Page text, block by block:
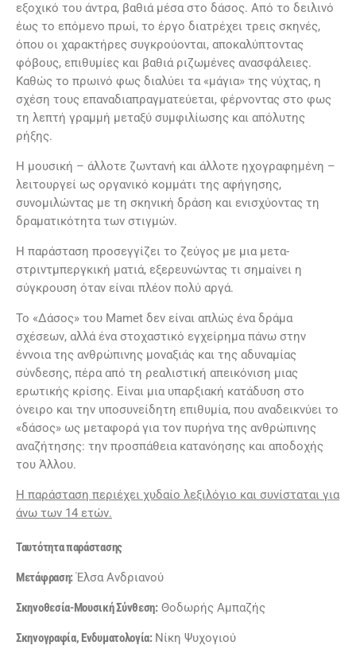
εξοχικό του άντρα, βαθιά μέσα στο δάσος. Από το δειλινό
έως το επόμενο πρωί, το έργο διατρέχει τρεις σκηνές,
όπου οι χαρακτήρες συγκρούονται, αποκαλύπτοντας
φόβους, επιθυμίες και βαθιά ριζωμένες ανασφάλειες.
Καθώς το πρωινό φως διαλύει τα «μάγια» της νύχτας, η
σχέση τους επαναδιαπραγματεύεται, φέρνοντας στο φως
τη λεπτή γραμμή μεταξύ συμφιλίωσης και απόλυτης
ρήξης.
Η μουσική – άλλοτε ζωντανή και άλλοτε ηχογραφημένη –
λειτουργεί ως οργανικό κομμάτι της αφήγησης,
συνομιλώντας με τη σκηνική δράση και ενισχύοντας τη
δραματικότητα των στιγμών.
Η παράσταση προσεγγίζει το ζεύγος με μια μετα-
στριντμπεργκική ματιά, εξερευνώντας τι σημαίνει η
σύγκρουση όταν είναι πλέον πολύ αργά.
Το «Δάσος» του Mamet δεν είναι απλώς ένα δράμα
σχέσεων, αλλά ένα στοχαστικό εγχείρημα πάνω στην
έννοια της ανθρώπινης μοναξιάς και της αδυναμίας
σύνδεσης, πέρα από τη ρεαλιστική απεικόνιση μιας
ερωτικής κρίσης. Είναι μια υπαρξιακή κατάδυση στο
όνειρο και την υποσυνείδητη επιθυμία, που αναδεικνύει το
«δάσος» ως μεταφορά για τον πυρήνα της ανθρώπινης
αναζήτησης: την προσπάθεια κατανόησης και αποδοχής
του Άλλου.
Η παράσταση περιέχει χυδαίο λεξιλόγιο και συνίσταται για
άνω των 14 ετών.
Ταυτότητα παράστασης
Μετάφραση:Έλσα Ανδριανού
Σκηνοθεσία-Μουσική Σύνθεση:Θοδωρής Αμπαζής
Σκηνογραφία, Ενδυματολογία: Νίκη Ψυχογιού